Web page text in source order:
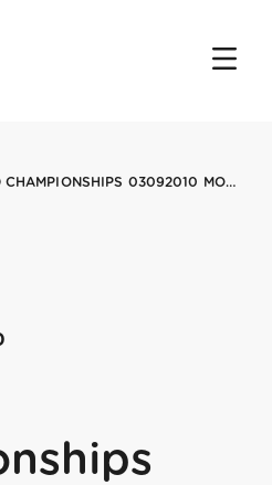
WORLD CHAMPIONSHIPS 03092010 MONTMIN SAINTEMIN ANNE